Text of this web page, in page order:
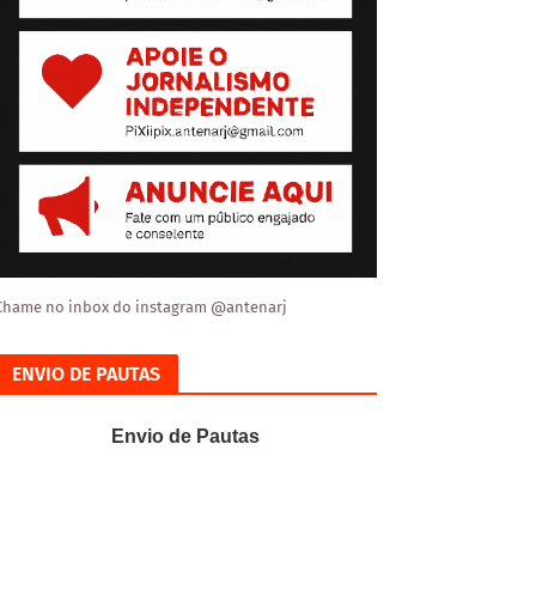
no inbox do instagram @antenarj
ENVIO DE PAUTAS
Envio de Pautas